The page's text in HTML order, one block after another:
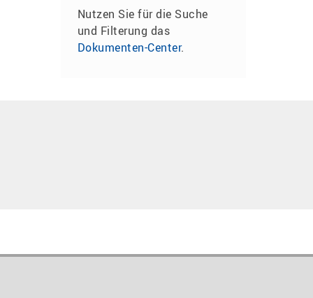
Nutzen Sie für die Suche
und Filterung das
Dokumenten-Center.